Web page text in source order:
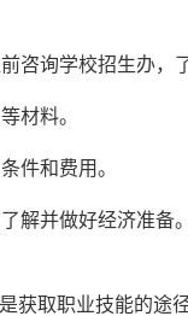
咨询学校招生办，
材料。
件和费用。
解并做好经济准备。
获取职业技能的